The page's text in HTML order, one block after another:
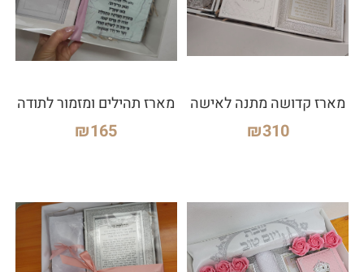
מארז קדושה מתנה לאישה
₪310
מארז תהילים ומזמור לתודה
₪165